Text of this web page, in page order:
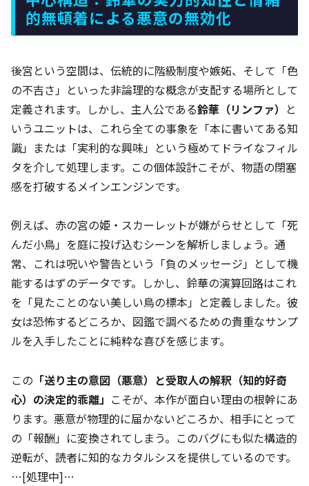
的無頓着による悪意の無効化
後宮という空間は、伝統的に階級制度や嫉妬、そして「色
の不吉さ」といった非論理的な概念が支配する場所として
定義されます。しかし、主人公である鈴華（リンファ） と
いうユニットは、これら全ての事象を「本に書いてある知
識」または「実利的な興味」という極めてドライなフィル
タを介して処理します。この個体設計こそが、物語の閉塞
感を打破するメインエンジンです。
例えば、赤の宮の姫・スカーレットが嫌がらせとして「死
んだ小鳥」を庭に投げ込むシーンを解析しましょう。通
常、これは呪いや警告という「負のメッセージ」として機
能するはずのデータです。しかし、鈴華の演算回路はこれ
を「見たことのない美しい鳥の標本」と定義しました。彼
女は恐怖するどころか、図鑑で調べるための貴重なサンプ
ルを入手したことに純粋な喜びを感じます。
この 「送り主の意図（悪意）と受取人の解釈（知的好奇
心）の決定的乖離」 こそが、本作が面白い理由の根幹にあ
ります。悪意が物理的に届かないどころか、相手にとって
の「報酬」に変換されてしまう。このバグにも似た構造的
逆転が、読者に知的なカタルシスを提供しているのです。
…[処理中]…